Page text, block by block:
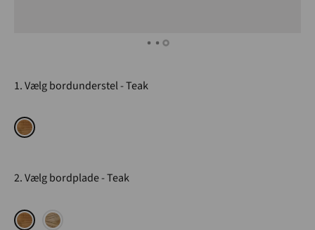
1. Vælg bordunderstel Teak
2. Vælg bordplade Teak